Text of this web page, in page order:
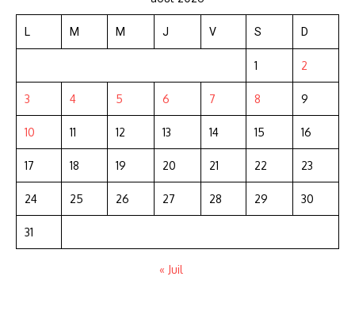
L M M J V S D
1 2
3 4 5 6 7 8 9
10 11 12 13 14 15 16
17 18 19 20 21 22 23
24 25 26 27 28 29 30
31
« Juil